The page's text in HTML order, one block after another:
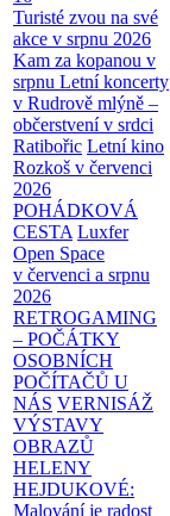
Turisté zvou na své
akce v srpnu 2026
Kam za kopanou v
srpnu Letní koncerty
v Rudrově mlýně –
občerstvení v srdci
Ratibořic Letní kino
Rozkoš v červenci
2026
POHÁDKOVÁ
CESTA Luxfer
Open Space
v červenci a srpnu
2026
RETROGAMING
– POČÁTKY
OSOBNÍCH
POČÍTAČŮ U
NÁS VERNISÁŽ
VÝSTAVY
OBRAZŮ
HELENY
HEJDUKOVÉ:
Malování je radost